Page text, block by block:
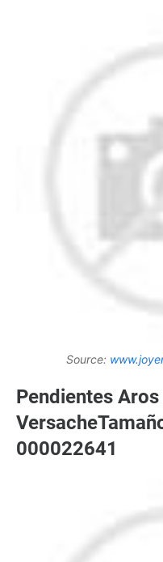
Source:
Pendientes
000022641